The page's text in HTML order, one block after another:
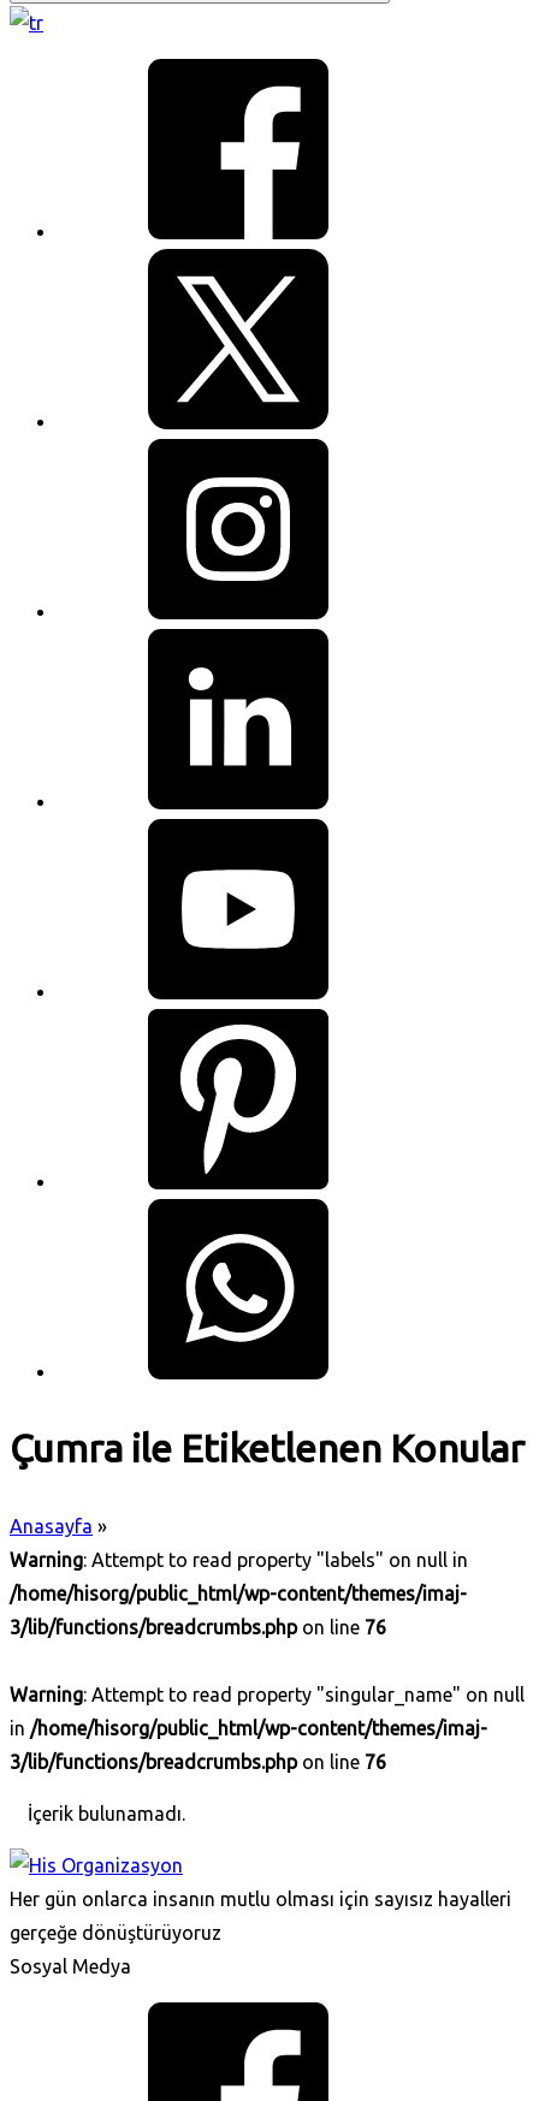
Çumra ile Etiketlenen Konular
Anasayfa »
Warning: Attempt to read property "labels" on null in
/home/hisorg/public_html/wp-content/themes/imaj-
3/lib/functions/breadcrumbs.phpon line 76
Warning: Attempt to read property "singular_name" on null
in /home/hisorg/public_html/wp-content/themes/imaj-
3/lib/functions/breadcrumbs.phpon line 76
İçerik bulunamadı.
Her gün onlarca insanın mutlu olması için sayısız hayalleri
gerçeğe dönüştürüyoruz
Sosyal Medya